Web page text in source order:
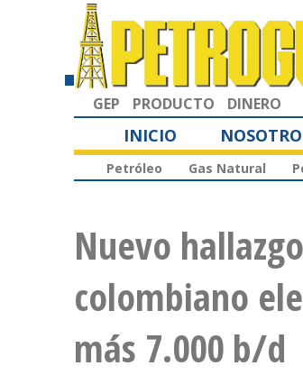
GEP PRODUCTO DINERO
INICIO
Petróleo Gas Natural
Nuevo
colombiano
más 7.000 b/d